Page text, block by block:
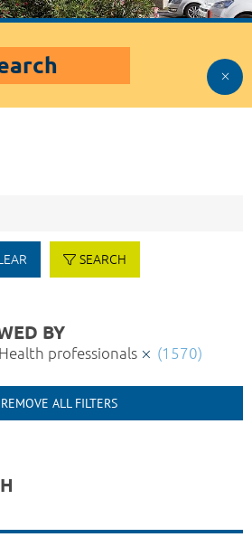
SEARCH
BY
professionals (1570)
REMOVE ALL FILTERS